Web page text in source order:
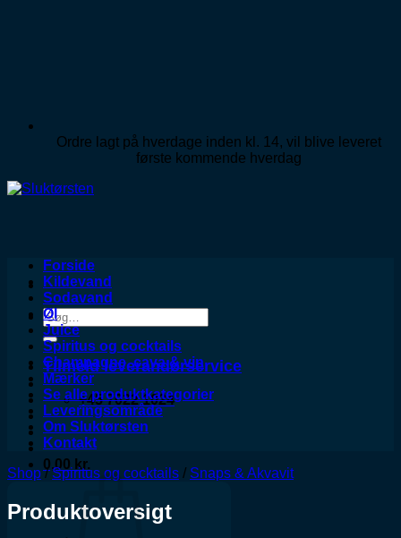
Ordre lagt på hverdage inden kl. 14, vil blive leveret
første kommende hverdag
Søg
efter:
Tilmeld leverandørservice
+45 7022 1024
0,00 kr.
Forside
Kildevand
Sodavand
Øl
Juice
Spiritus og cocktails
Champagne, cava & vin
Mærker
Se alle produktkategorier
Leveringsområde
Om Sluktørsten
Kontakt
Shop / Spiritus og cocktails / Snaps & Akvavit
Produktoversigt